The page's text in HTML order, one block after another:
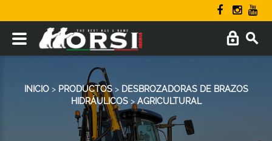
INICIO> PRODUCTOS> DESBROZADORAS DE BRAZOS
HIDRÁULICOS> AGRICULTURAL